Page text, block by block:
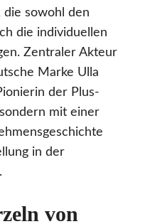
sowohl den
die individuellen
Zentraler Akteur
Marke Ulla
der Plus-
mit einer
in der
von